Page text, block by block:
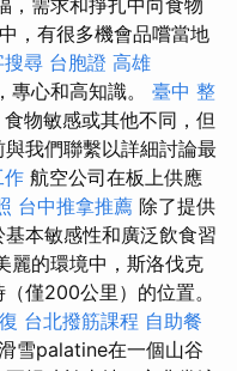
，有很多機會品嚐當地
搜尋 台胞證 高雄
專心和高知識。 臺中 整
物敏感或其他不同，但
我們聯繫以詳細討論最
作 航空公司在板上供應
台中推拿推薦 除了提供
本敏感性和廣泛飲食習
麗的環境中，斯洛伐克
僅200公里）的位置。
台北撥筋課程 自助餐
雪palatine在一個山谷